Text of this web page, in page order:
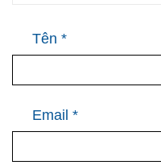
Tên *
Email *